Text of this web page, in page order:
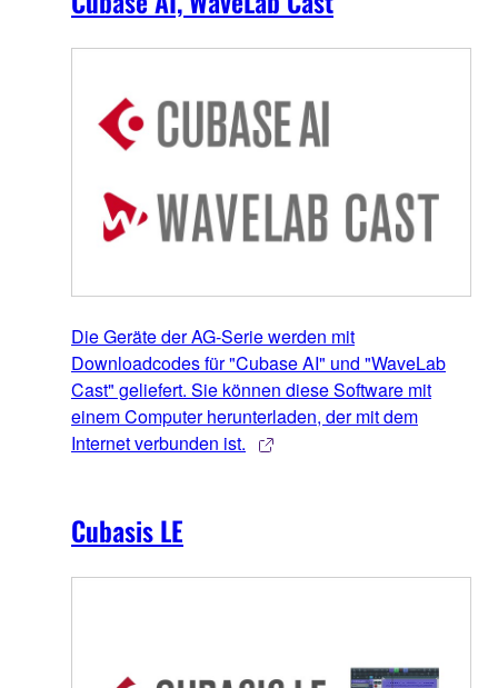
Die Geräte der AG-Serie werden mit
Downloadcodes für "Cubase AI" und "WaveLab
Cast" geliefert. Sie können diese Software mit
einem Computer herunterladen, der mit dem
Internet verbunden ist.
Cubasis LE